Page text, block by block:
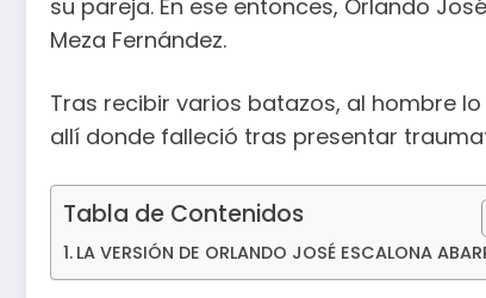
su pareja. En ese entonces, Orlando
Meza Fernández.
Tras recibir varios batazos, al hombre
allí donde falleció tras presentar
Tabla de Contenidos
LA VERSIÓN DE ORLANDO JOSÉ ESCALONA